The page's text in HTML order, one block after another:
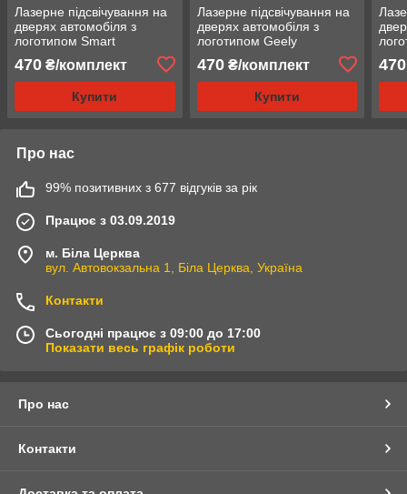
Лазерне підсвічування на
дверях автомобіля з
логотипом Smart
470 ₴/комплект
Купити
Лазерне підсвічування на
дверях автомобіля з
логотипом Geely
470₴/комплект
Купити
470
Про нас
99% позитивних з 677 відгуків за рік
Працює з 03.09.2019
м. Біла Церква
вул. Автовокзальна 1, Біла Церква, Україна
Контакти
Сьогодні працює з 09:00 до 17:00
Показати весь графік роботи
Про нас
Контакти